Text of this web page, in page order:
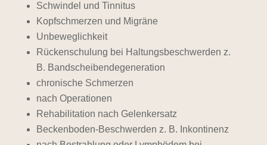
Schwindel und Tinnitus
Kopfschmerzen und Migräne
Unbeweglichkeit
Rückenschulung bei Haltungsbeschwerden z.
B. Bandscheibendegeneration
chronische Schmerzen
nach Operationen
Rehabilitation nach Gelenkersatz
Beckenboden-Beschwerden z. B. Inkontinenz